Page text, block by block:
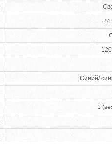
24
Синий/
1